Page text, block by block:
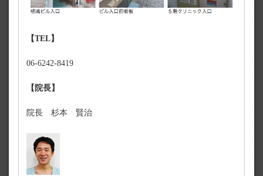
【TEL】
06-6242-8419
【院長】
院長 杉本 賢治